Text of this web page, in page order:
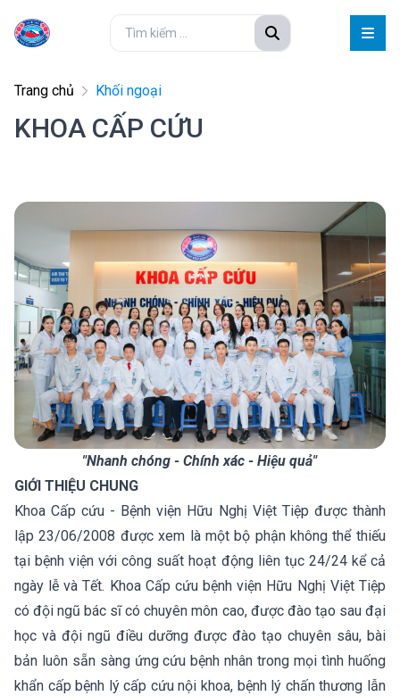
Trang chủ Khối ngoại
KHOA CẤP CỨU
"Nhanh chóng - Chính xác - Hiệu quả"
GIỚI THIỆU CHUNG
Khoa Cấp cứu - Bệnh viện Hữu Nghị Việt Tiệp được thành
lập 23/06/2008 được xem là một bộ phận không thể thiếu
tại bệnh viện với công suất hoạt động liên tục 24/24 kể cả
ngày lễ và Tết. Khoa Cấp cứu bệnh viện Hữu Nghị Việt Tiệp
có đội ngũ bác sĩ có chuyên môn cao, được đào tạo sau đại
học và đội ngũ điều dưỡng được đào tạo chuyên sâu, bài
bản luôn sẵn sàng ứng cứu bệnh nhân trong mọi tình huống
khẩn cấp bệnh lý cấp cứu nội khoa, bệnh lý chấn thương lẫn